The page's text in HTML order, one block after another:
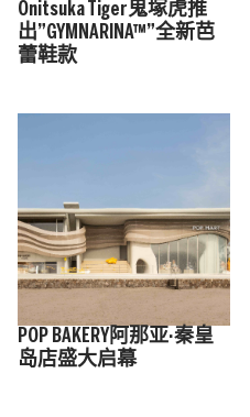
Onitsuka Tiger鬼塚虎推
出”GYMNARINA™”全新芭
蕾鞋款
POP BAKERY阿那亚·秦皇
岛店盛大启幕